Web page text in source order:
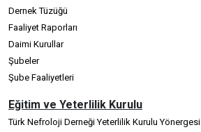
Dernek Tüzüğü
Faaliyet Raporları
Daimi Kurullar
Şubeler
Şube Faaliyetleri
Eğitim ve Yeterlilik Kurulu
Türk Nefroloji Derneği Yeterlilik Kurulu Yönergesi